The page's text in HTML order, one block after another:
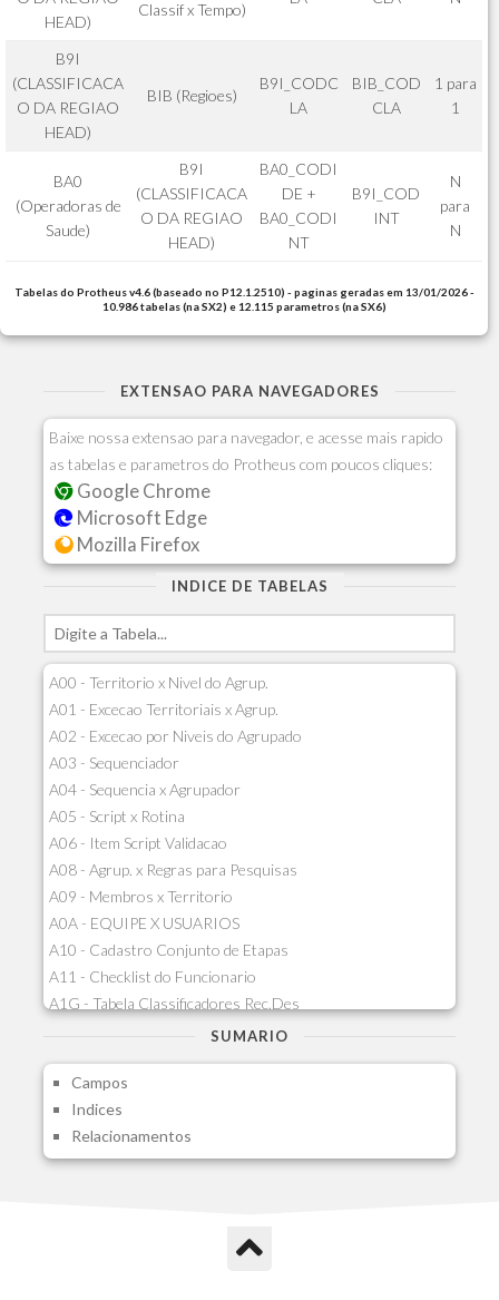
HEAD)
Classif x Tempo)
B9I
(CLASSIFICACA
O DA REGIAO
HEAD)
BIB (Regioes)
B9I_CODC
LA
BIB_COD
CLA
1 para
1
BA0
(Operadoras de
Saude)
B9I
(CLASSIFICACA
O DA REGIAO
HEAD)
BA0_CODI
DE +
BA0_CODI
NT
B9I_COD
INT
N
para
N
Tabelas do Protheus v4.6 (baseado no P12.1.2510) - paginas geradas em 13/01/2026 -
10.986 tabelas (na SX2) e 12.115 parametros (na SX6)
EXTENSAO PARA NAVEGADORES
Baixe nossa extensao para navegador, e acesse mais rapido
as tabelas e parametros do Protheus com poucos cliques:
Google Chrome
Microsoft Edge
Mozilla Firefox
INDICE DE TABELAS
A00 - Territorio x Nivel do Agrup.
A01 - Excecao Territoriais x Agrup.
A02 - Excecao por Niveis do Agrupado
A03 - Sequenciador
A04 - Sequencia x Agrupador
A05 - Script x Rotina
A06 - Item Script Validacao
A08 - Agrup. x Regras para Pesquisas
A09 - Membros x Territorio
A0A - EQUIPE X USUARIOS
A10 - Cadastro Conjunto de Etapas
A11 - Checklist do Funcionario
A1G - Tabela Classificadores Rec.Des
A1H - Itens Tabela Classif.Rec.Desp.
A1J - Itens Aglutinadores Visao
A1N - Tipos de Card
A1O - Cards Dashboard
A1P - Tipos de Charts
A1S - Notificacoes do Vendedor
SUMARIO
Campos
Indices
Relacionamentos